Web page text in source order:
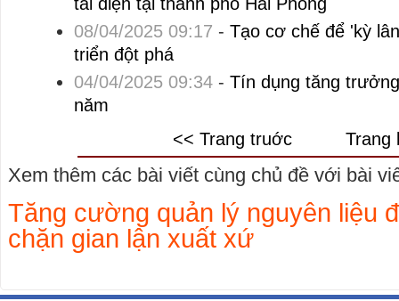
08/04/2025 09:17 - Tạo cơ chế để 'kỳ
triển đột phá
04/04/2025 09:34- Tín dụng tăng
năm
<< Trang truớc
Trang
Xem thêm các bài viết cùng chủ đề với bài
Tăng cường quản lý nguyên liệu
chặn gian lận xuất xứ